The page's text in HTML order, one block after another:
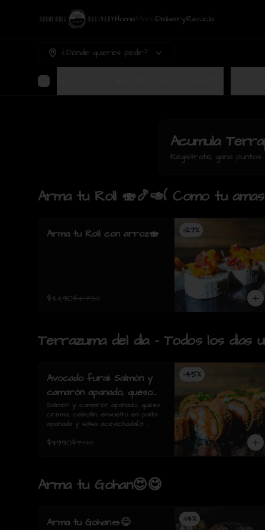
Home DeliveryRecicla
¿Dónde quieres pedir?
Acumula
Regístrate, gana
Arma tu Roll 🍣🍤🥑( Como tu
-27%
Arma tu Roll con arroz🍣
$3.490$4.790
Terrazuma del dia - Todos los dias
-45%
Avocado furai: Salmón y
camarón apanado, queso
crema, cebollín, envuelto
en palta apanada y salsa
Salmón y camarón apanado, queso
crema, cebollín, envuelto en palta
apanada y salsa acevichada(8
$3.990$7.190
Arma tu Gohan😍😋
-14%
Arma tu Gohan🥗😋